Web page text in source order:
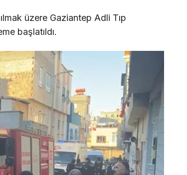
üzere Gaziantep Adli Tıp
başlatıldı.